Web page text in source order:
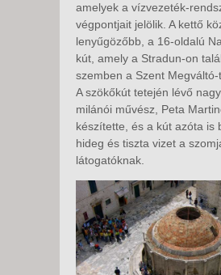
amelyek a vízvezeték-
végpontjait jelölik. A kettő
lenyűgözőbb, a 16-oldalú
kút, amely a Stradun-on
szemben a Szent
A szökőkút tetején lévő
milánói művész, Peta
készítette, és a kút azóta is
hideg és tiszta vizet a
látogatóknak.